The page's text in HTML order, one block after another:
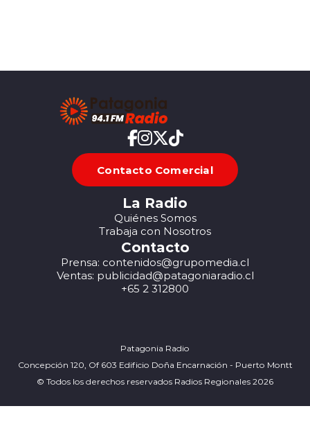
Contacto Comercial
La Radio
Quiénes Somos
Trabaja con Nosotros
Contacto
Prensa: contenidos@grupomedia.cl
Ventas: publicidad@patagoniaradio.cl
+65 2 312800
Patagonia Radio
Concepción 120, Of 603 Edificio Doña Encarnación - Puerto Montt
© Todos los derechos reservados Radios Regionales 2026